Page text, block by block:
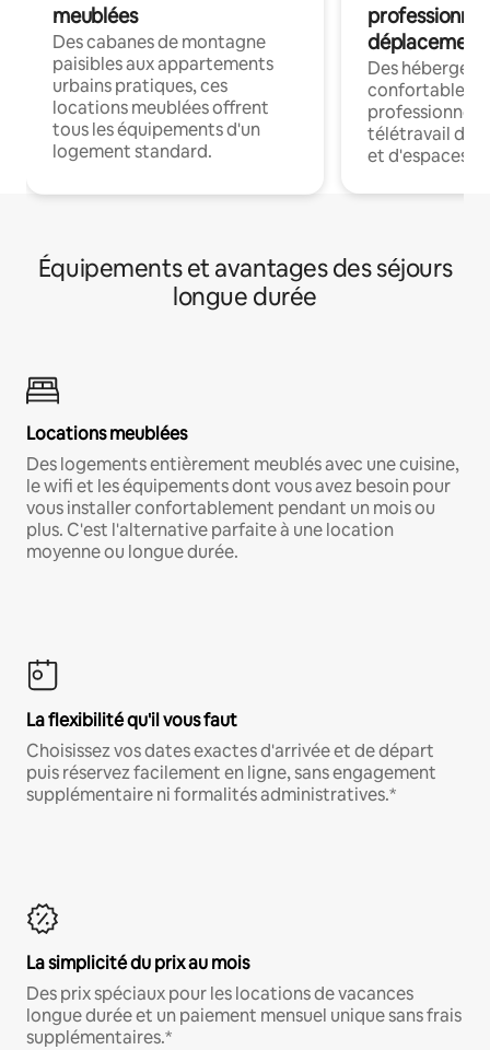
meublées
Des cabanes de montagne
paisibles aux appartements
urbains pratiques, ces
locations meublées offrent
tous les équipements d'un
logement standard.
déplacement
Des
confortables
professionnels
télétravail
et d'espaces
Équipements et avantages des séjours
longue durée
Locations meublées
Des logements entièrement meublés avec une cuisine,
le wifi et les équipements dont vous avez besoin pour
vous installer confortablement pendant un mois ou
plus. C'est l'alternative parfaite à une location
moyenne ou longue durée.
La flexibilité qu'il vous faut
Choisissez vos dates exactes d'arrivée et de départ
puis réservez facilement en ligne, sans engagement
supplémentaire ni formalités administratives.*
La simplicité du prix au mois
Des prix spéciaux pour les locations de vacances
longue durée et un paiement mensuel unique sans frais
supplémentaires.*